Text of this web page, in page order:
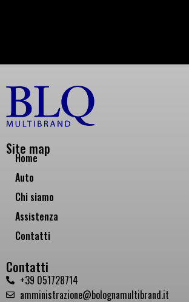
Site map
Home
Auto
Chi siamo
Assistenza
Contatti
Contatti
+39 051728714
amministrazione@bolognamultibrand.it